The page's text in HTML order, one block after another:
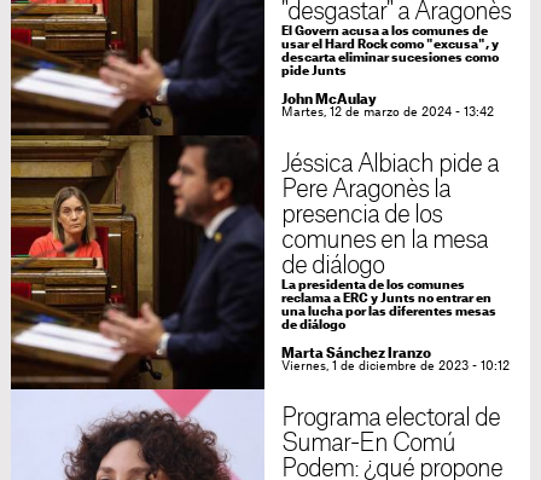
"desgastar" a Aragonès
El Govern acusa a los comunes de
usar el Hard Rock como "excusa", y
descarta eliminar sucesiones como
pide Junts
John McAulay
Martes, 12 de marzo de 2024 - 13:42
Jéssica Albiach pide a
Pere Aragonès la
presencia de los
comunes en la mesa
de diálogo
La presidenta de los comunes
reclama a ERC y Junts no entrar en
una lucha por las diferentes mesas
de diálogo
Marta Sánchez Iranzo
Viernes, 1 de diciembre de 2023 - 10:12
Programa electoral de
Sumar-En Comú
Podem: ¿qué propone